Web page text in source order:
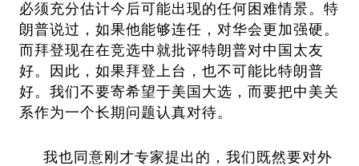
必须充分估计今后可能出现的任何困难情景。特
朗普说过，如果他能够连任，对华会更加强硬。
而拜登现在在竞选中就批评特朗普对中国太友
好。因此，如果拜登上台，也不可能比特朗普
好。我们不要寄希望于美国大选，而要把中美关
系作为一个长期问题认真对待。
我也同意刚才专家提出的，我们既然要对外